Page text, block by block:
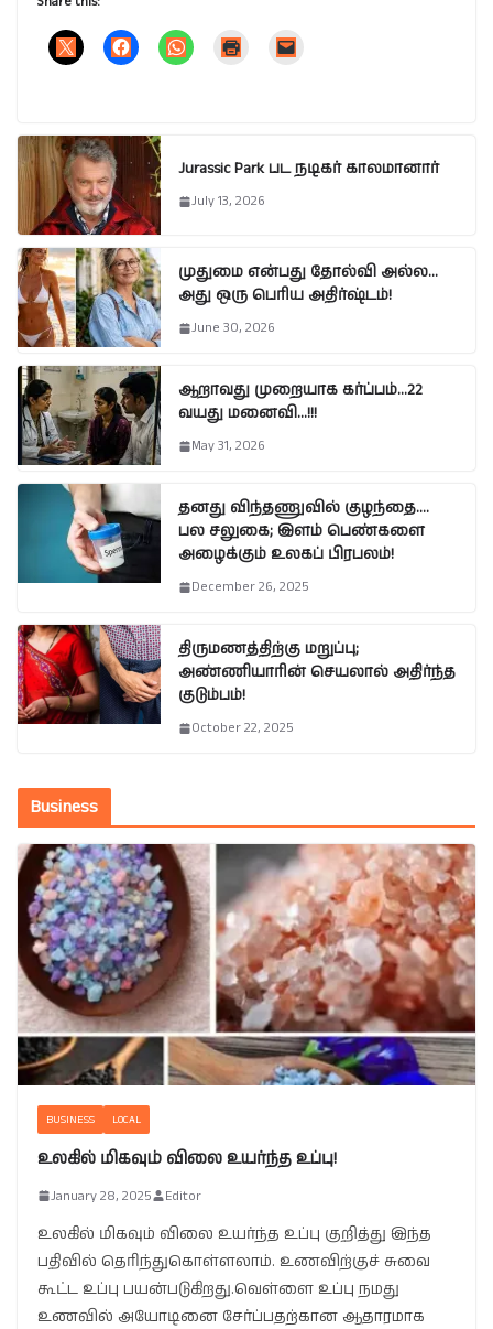
Jurassic Park பட நடிகர் காலமானார்
July 13, 2026
முதுமை என்பது தோல்வி அல்ல…
அது ஒரு பெரிய அதிர்ஷ்டம்!
June 30, 2026
ஆறாவது முறையாக கர்ப்பம்…22
வயது மனைவி…!!!
May 31, 2026
தனது விந்தணுவில் குழந்தை….
பல சலுகை; இளம் பெண்களை
அழைக்கும் உலகப் பிரபலம்!
December 26, 2025
திருமணத்திற்கு மறுப்பு;
அண்ணியாரின் செயலால் அதிர்ந்த
குடும்பம்!
October 22, 2025
Business
BUSINESS LOCAL
உலகில் மிகவும் விலை உயர்ந்த உப்பு!
January 28, 2025 Editor
உலகில் மிகவும் விலை உயர்ந்த உப்பு குறித்து இந்த
பதிவில் தெரிந்துகொள்ளலாம். உணவிற்குச் சுவை
கூட்ட உப்பு பயன்படுகிறது.வெள்ளை உப்பு நமது
உணவில் அயோடினை சேர்ப்பதற்கான ஆதாரமாக